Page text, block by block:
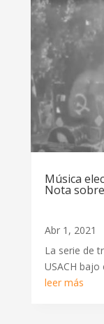
Música
Nota sobre
Abr 1, 2021
La serie de
USACH bajo
leer más